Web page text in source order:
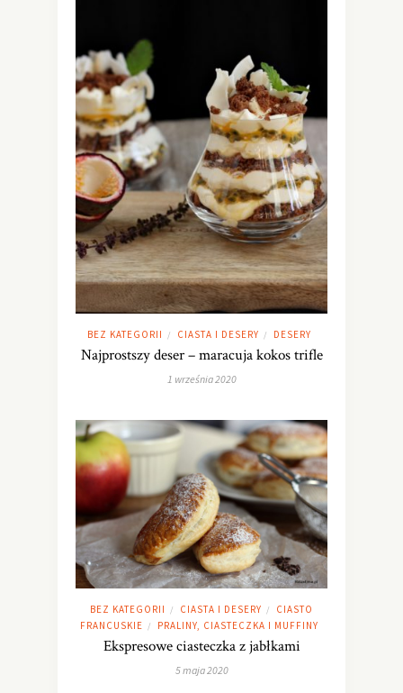
BEZ KATEGORII / CIASTA I DESERY / DESERY
Najprostszy deser – maracuja kokos trifle
1 września 2020
BEZ KATEGORII / CIASTA I DESERY /
CIASTO
FRANCUSKIE / PRALINY, CIASTECZKA I MUFFINY
Ekspresowe ciasteczka z jabłkami
5 maja 2020